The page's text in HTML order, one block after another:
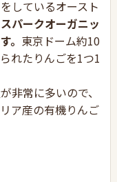
しているオースト
スパークオーガニッ
。 東京ドーム約10
れたりんごを1つ1
非常に多いので、
ア産の有機りんご